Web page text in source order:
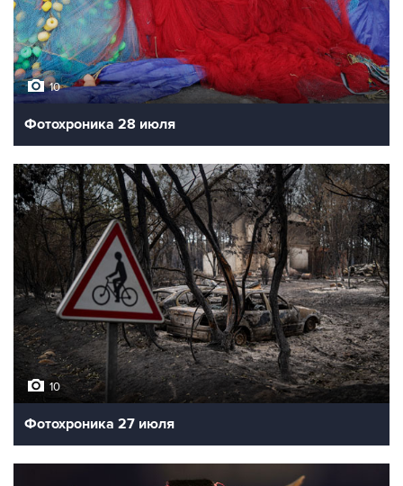
10
Фотохроника 28 июля
10
Фотохроника 27 июля